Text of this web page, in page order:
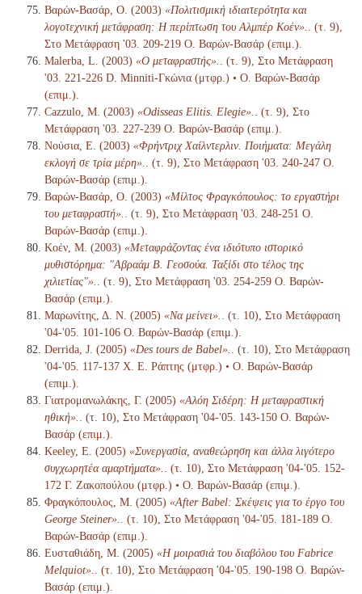
Βαρών-Βασάρ, Ο. (2003) «Πολιτισμική ιδιαιτερότητα και
λογοτεχνική μετάφραση: Η περίπτωση του Αλμπέρ Κοέν».
. (τ. 9),
Στο Μετάφραση '03. 209-219 Ο. Βαρών-Βασάρ (επιμ.).
Malerba, L. (2003) «Ο μεταφραστής».
. (τ. 9), Στο Μετάφραση
'03. 221-226 D. Minniti-Γκώνια (μτφρ.) • Ο. Βαρών-Βασάρ
(επιμ.).
Cazzulo, M. (2003) «Odisseas Elitis. Elegie».
. (τ. 9), Στο
Μετάφραση '03. 227-239 Ο. Βαρών-Βασάρ (επιμ.).
Νούσια, Ε. (2003) «Φρήντριχ Χαίλντερλιν. Ποιήματα: Μεγάλη
εκλογή σε τρία μέρη».
. (τ. 9), Στο Μετάφραση '03. 240-247 Ο.
Βαρών-Βασάρ (επιμ.).
Βαρών-Βασάρ, Ο. (2003) «Μίλτος Φραγκόπουλος: το εργαστήρι
του μεταφραστή».
. (τ. 9), Στο Μετάφραση '03. 248-251 Ο.
Βαρών-Βασάρ (επιμ.).
Κοέν, Μ. (2003) «Μεταφράζοντας ένα ιδιότυπο ιστορικό
μυθιστόρημα: "Αβραάμ Β. Γεοσούα. Ταξίδι στο τέλος της
χιλιετίας"».
. (τ. 9), Στο Μετάφραση '03. 254-259 Ο. Βαρών-
Βασάρ (επιμ.).
Μαρωνίτης, Δ. Ν. (2005) «Να μείνει».
. (τ. 10), Στο Μετάφραση
'04-'05. 101-106 Ο. Βαρών-Βασάρ (επιμ.).
Derrida, J. (2005) «Des tours de Babel».
. (τ. 10), Στο Μετάφραση
'04-'05. 117-137 Χ. Ε. Ράπτης (μτφρ.) • Ο. Βαρών-Βασάρ
(επιμ.).
Γιατρομανωλάκης, Γ. (2005) «Αλόη Σιδέρη: Η μεταφραστική
ηθική».
. (τ. 10), Στο Μετάφραση '04-'05. 143-150 Ο. Βαρών-
Βασάρ (επιμ.).
Keeley, E. (2005) «Συνεργασία, αναθεώρηση και άλλα λιγότερο
συγχωρητέα αμαρτήματα».
. (τ. 10), Στο Μετάφραση '04-'05. 152-
172 Γ. Ζακοπούλου (μτφρ.) • Ο. Βαρών-Βασάρ (επιμ.).
Φραγκόπουλος, Μ. (2005) «After Babel: Σκέψεις για το έργο του
George Steiner».
. (τ. 10), Στο Μετάφραση '04-'05. 181-189 Ο.
Βαρών-Βασάρ (επιμ.).
Ευσταθιάδη, Μ. (2005) «Η μοιρασιά του διαβόλου του Fabrice
Melquiot».
. (τ. 10), Στο Μετάφραση '04-'05. 190-198 Ο. Βαρών-
Βασάρ (επιμ.).